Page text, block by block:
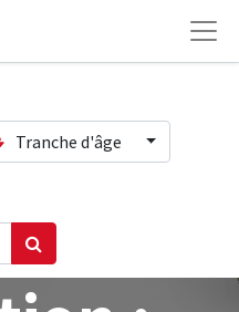
Tranche d'âge